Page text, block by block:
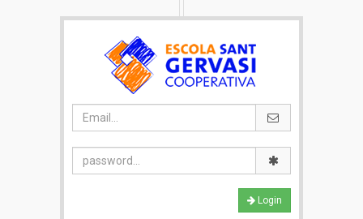
Login